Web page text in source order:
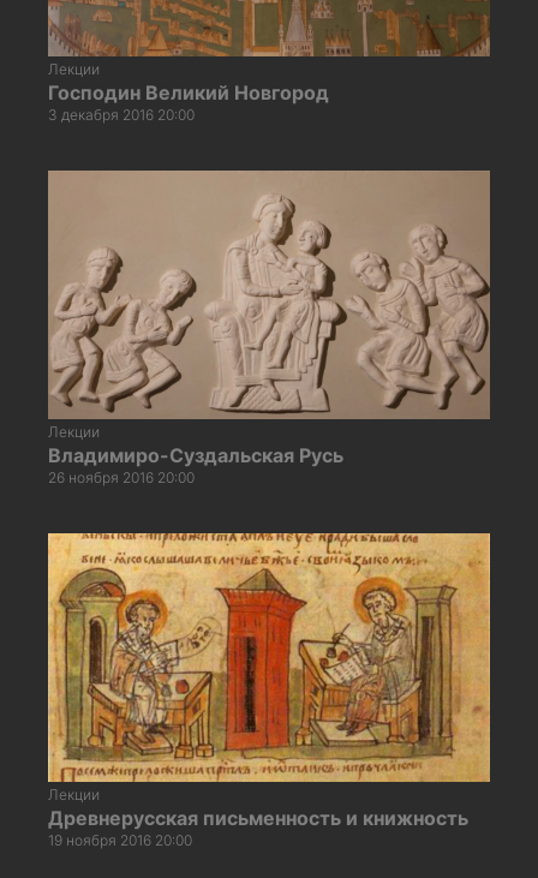
Лекции
Господин Великий Новгород
3 декабря 2016 20:00
Лекции
Владимиро-Суздальская Русь
26 ноября 2016 20:00
Лекции
Древнерусская письменность и книжность
19 ноября 2016 20:00